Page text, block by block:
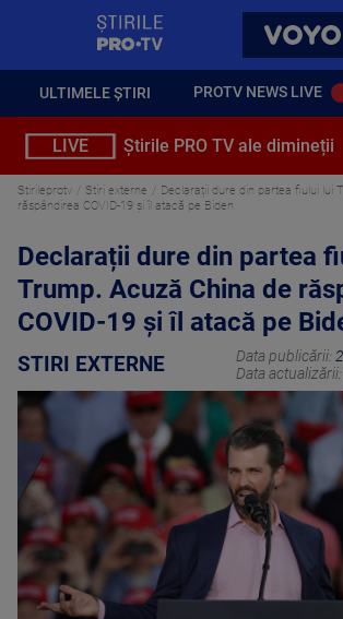
VOYO
ULTIMELE ȘTIRI PROTV NEWS LIVE
LIVE Știrile PRO TV ale dimineții
Stirileprotv Stiri externe
Declarații dure din partea fiului lui
răspândirea COVID-19 și îl atacă pe Biden
Declarații dure din partea
Trump. Acuză China de
COVID-19 și îl atacă pe
STIRI EXTERNE Data publicării:
Data actualizării: